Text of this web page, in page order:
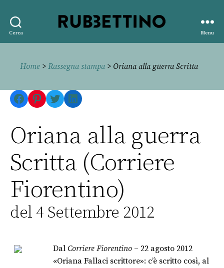
Cerca
editore
Menu
Home > Rassegna stampa> Oriana alla guerra Scritta
Facebook
Pinterest
TwitterLinkedIn
Oriana alla guerra
Scritta (Corriere
Fiorentino)
del 4 Settembre 2012
Dal Corriere Fiorentino – 22 agosto 2012
«Oriana Fallaci scrittore»: c’è scritto così, al